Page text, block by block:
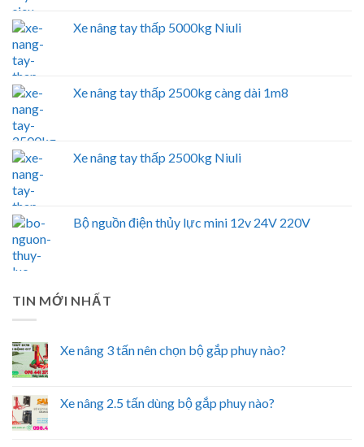
Xe nâng tay thấp 5000kg Niuli
Xe nâng tay thấp 2500kg càng dài 1m8
Xe nâng tay thấp 2500kg Niuli
Bộ nguồn điện thủy lực mini 12v 24V 220V
TIN MỚI NHẤT
Xe nâng 3 tấn nên chọn bộ gắp phuy nào?
Xe nâng 2.5 tấn dùng bộ gắp phuy nào?